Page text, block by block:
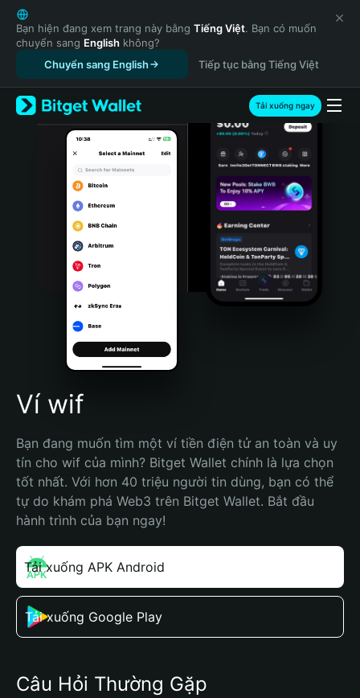
English
日本語
Tiếng Việt
Русский
Español (Latinoamérica)
Türkçe
Italiano
Português (Portugal)
Bahasa Indonesia
Português (Brasil)
Español (Argentina)
Bạn hiện đang xem trang này bằng Tiếng Việt. Bạn có muốn
chuyển sang English không?
Chuyển sang English
Tiếp tục bằng Tiếng Việt
Tải xuống ngay
Ví wif
Bạn đang muốn tìm một ví tiền điện tử an toàn và uy
tín cho wif của mình? Bitget Wallet chính là lựa chọn
tốt nhất. Với hơn 40 triệu người tin dùng, bạn có thể
tự do khám phá Web3 trên Bitget Wallet. Bắt đầu
hành trình của bạn ngay!
Tải xuống APK Android
Tải xuống Google Play
Câu Hỏi Thường Gặp